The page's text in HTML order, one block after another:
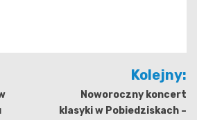
Kolejny:
Noworoczny koncert
klasyki w Pobiedziskach –